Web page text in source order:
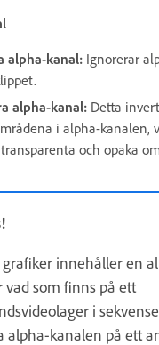
alpha-kanal: Ignorerar
alpha-kanal: Detta
i alpha-kanalen,
och opaka
innehåller en
vad som finns på ett
i
alpha-kanalen på ett